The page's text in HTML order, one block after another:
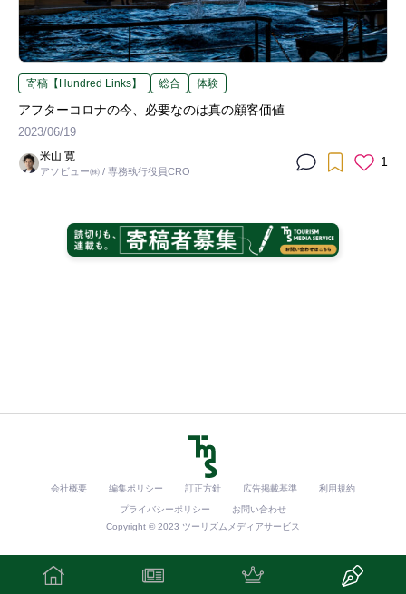
寄稿【Hundred Links】 総合 体験
アフターコロナの今、必要なのは真の顧客価値
2023/06/19
米山 寛
アソビュー㈱ / 専務執行役員CRO
1
会社概要 編集ポリシー 訂正方針 広告掲載基準 利用規約
プライバシーポリシー
お問い合わせ
Copyright © 2023 ツーリズムメディアサービス